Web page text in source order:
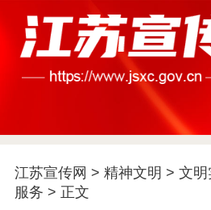
江苏宣传网 > 精神文明 > 文明
服务 > 正文